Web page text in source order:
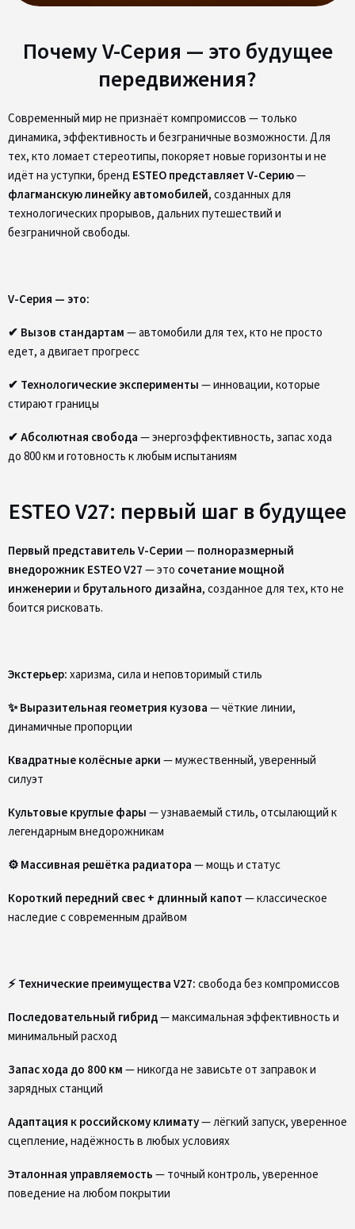
Почему V-Серия — это будущее
передвижения?
Современный мир не признаёт компромиссов — только
динамика, эффективность и безграничные возможности. Для
тех, кто ломает стереотипы, покоряет новые горизонты и не
идёт на уступки, бренд ESTEO представляет V-Серию—
флагманскую линейку автомобилей, созданных для
технологических прорывов, дальних путешествий и
безграничной свободы.
V-Серия — это:
✔ Вызов стандартам— автомобили для тех, кто не просто
едет, а двигает прогресс
✔ Технологические эксперименты— инновации, которые
стирают границы
✔ Абсолютная свобода— энергоэффективность, запас хода
до 800 км и готовность к любым испытаниям
ESTEO V27: первый шаг в будущее
Первый представитель V-Серии—полноразмерный
внедорожник ESTEO V27— это сочетание мощной
инженериии брутального дизайна, созданное для тех, кто не
боится рисковать.
Экстерьер:харизма, сила и неповторимый стиль
✨ Выразительная геометрия кузова— чёткие линии,
динамичные пропорции
Квадратные колёсные арки— мужественный, уверенный
силуэт
Культовые круглые фары— узнаваемый стиль, отсылающий к
легендарным внедорожникам
⚙ Массивная решётка радиатора— мощь и статус
Короткий передний свес + длинный капот— классическое
наследие с современным драйвом
⚡ Технические преимущества V27:свобода без компромиссов
Последовательный гибрид— максимальная эффективность и
минимальный расход
Запас хода до 800 км— никогда не зависьте от заправок и
зарядных станций
Адаптация к российскому климату— лёгкий запуск, уверенное
сцепление, надёжность в любых условиях
Эталонная управляемость— точный контроль, уверенное
поведение на любом покрытии